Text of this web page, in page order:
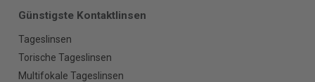
Günstigste Kontaktlinsen
Tageslinsen
Torische Tageslinsen
Multifokale Tageslinsen